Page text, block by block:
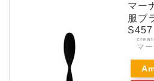
マー
服ブ
S457
マ